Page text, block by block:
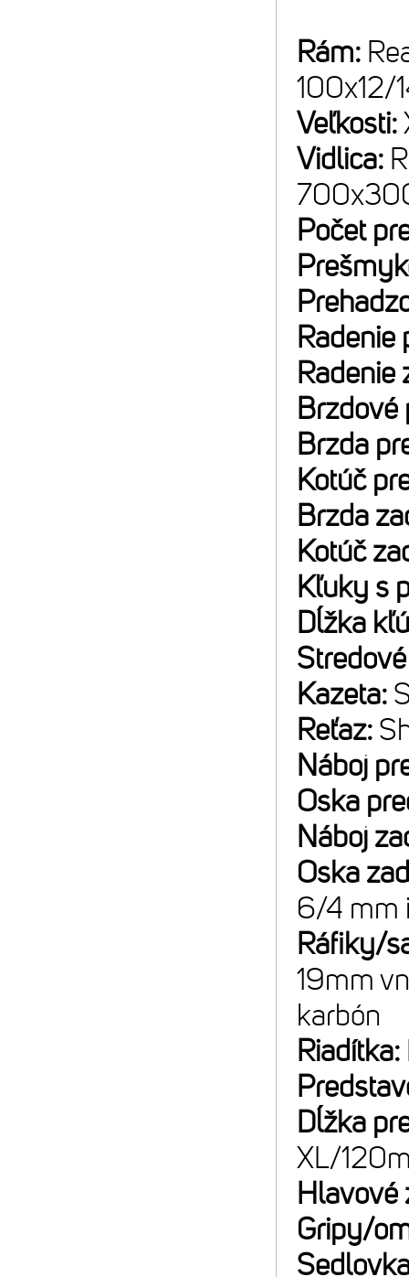
Rám:
100x12/
Veľkosti:
Vidlica:
Počet
Radenie
Radenie
Brzda
Kotúč
Brzda
Kotúč
Kľuky s
Dĺžka
Kazeta:
Reťaz:
Náboj
Oska
Náboj
Oska
6/4 mm
Ráfiky/
19mm
karbón
Riadítka:
Dĺžka
XL/
Hlavové
Gripy/